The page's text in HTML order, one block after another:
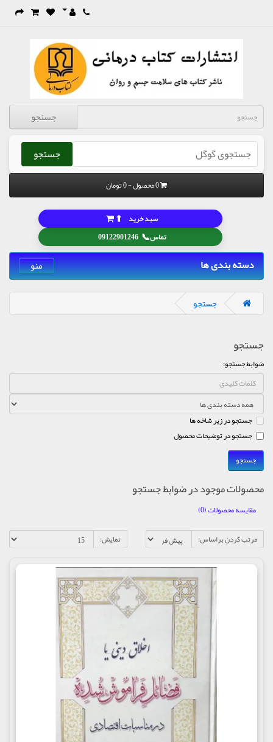
جستجو
جستجو
0 محصول - 0 تومان
تماس📞
09122901246
سبد خرید ⬆
دسته بندی ها منو
جستجو
جستجو
ضوابط جستجو:
جستجو در زیر شاخه ها
جستجو در توضیحات محصول
محصولات موجود در ضوابط جستجو
مقایسه محصولات (0)
مرتب کردن براساس:
نمایش: